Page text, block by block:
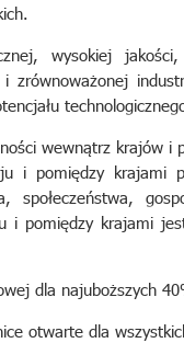
wysokiej
zrównoważonej
wewnątrz krajów i
i pomiędzy krajami
społeczeństwa,
i pomiędzy krajami
dla najuboższych
otwarte dla